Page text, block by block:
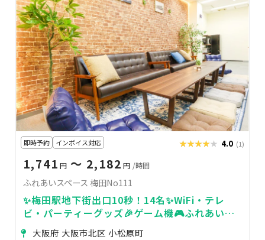
即時予約 インボイス対応 ★★★★★
★★★★★ 4.0 (1)
1,741 円 〜 2,182 円 /時間
ふれあいスペース 梅田No111
✨梅田駅地下街出口10秒！14名✨WiFi・テレ
ビ・パーティーグッズ🎉ゲーム機🎮ふれあいス
ペース 梅田No111
大阪府 大阪市北区 小松原町